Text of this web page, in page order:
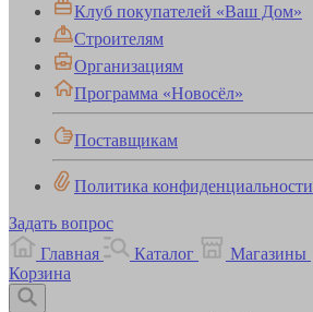
Клуб покупателей «Ваш Дом»
Строителям
Организациям
Программа «Новосёл»
Поставщикам
Политика конфиденциальности
Задать вопрос
Главная
Каталог Магазины
Корзина